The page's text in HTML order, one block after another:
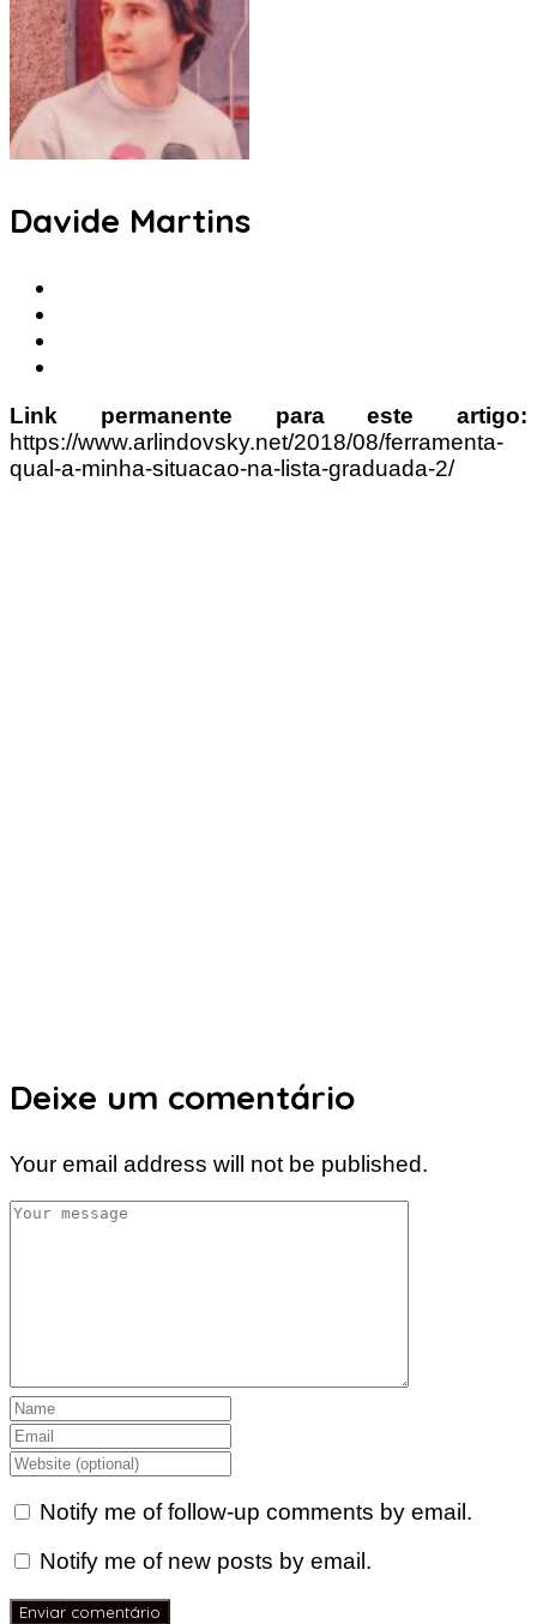
Davide Martins
Link permanente para este artigo:
https://www.arlindovsky.net/2018/08/ferramenta-
qual-a-minha-situacao-na-lista-graduada-2/
Deixe um comentário
Your email address will not be published.
Notify me of follow-up comments by email.
Notify me of new posts by email.